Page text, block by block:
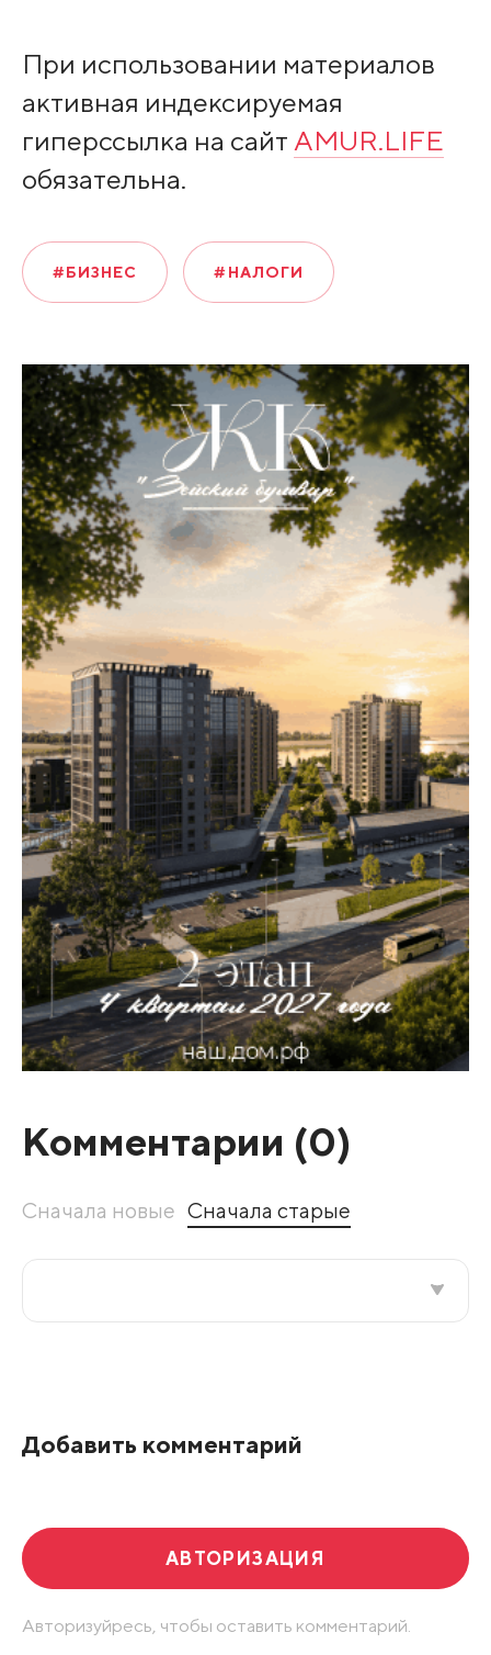
При использовании материалов
активная индексируемая
гиперссылка на сайт AMUR.LIFE
обязательна.
#БИЗНЕС #НАЛОГИ
Комментарии (0)
Сначала новые Сначала старые
Добавить комментарий
АВТОРИЗАЦИЯ
Авторизуйресь, чтобы оставить комментарий.